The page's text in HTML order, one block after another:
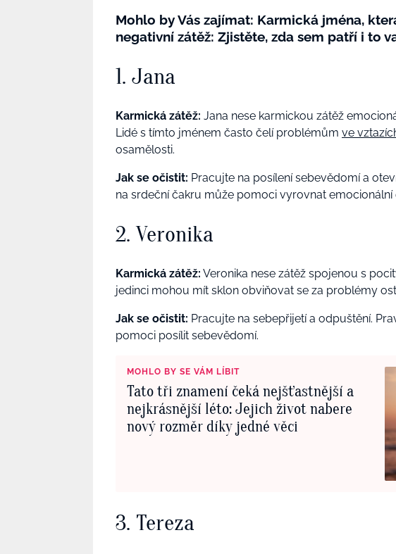
Mohlo by Vás zajímat: Karmická jména,
negativní zátěž: Zjistěte, zda sem patří i to
1. Jana
Karmická zátěž: Jana nese karmickou zátěž
Lidé s tímto jménem často čelí problémům ve
osamělosti.
Jak se očistit: Pracujte na posílení sebevědomí a
na srdeční čakru může pomoci vyrovnat emocionální
2. Veronika
Karmická zátěž: Veronika nese zátěž spojenou s
jedinci mohou mít sklon obviňovat se za problémy
Jak se očistit: Pracujte na sebepřijetí a odpuštění.
pomoci posílit sebevědomí.
MOHLO BY SE VÁM LÍBIT
Tato tři znamení čeká nejšťastnější a
nejkrásnější léto: Jejich život nabere
nový rozměr díky jedné věci
3. Tereza